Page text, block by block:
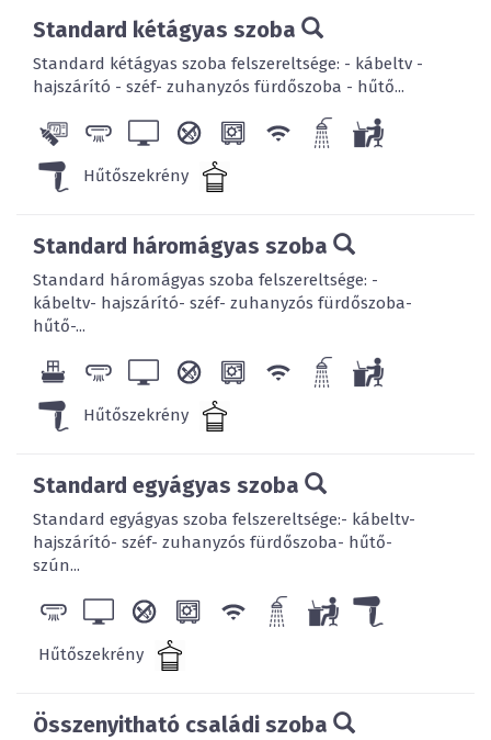
Standard kétágyas szoba
Standard kétágyas szoba felszereltsége: - kábeltv -
hajszárító - széf- zuhanyzós fürdőszoba - hűtő...
Hűtőszekrény
Standard háromágyas szoba
Standard háromágyas szoba felszereltsége: -
kábeltv- hajszárító- széf- zuhanyzós fürdőszoba-
hűtő-...
Hűtőszekrény
Standard egyágyas szoba
Standard egyágyas szoba felszereltsége:- kábeltv-
hajszárító- széf- zuhanyzós fürdőszoba- hűtő-
szún...
Hűtőszekrény
Összenyitható családi szoba